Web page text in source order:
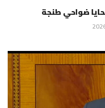
ضواحي طنجة